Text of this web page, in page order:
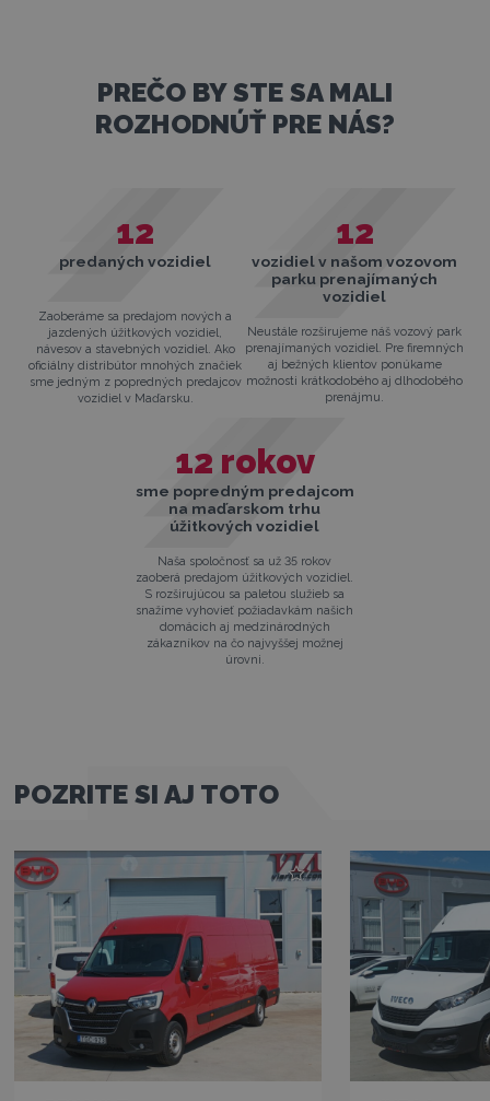
PREČO BY STE SA MALI
ROZHODNÚŤ PRE NÁS?
12
predaných vozidiel
Zaoberáme sa predajom nových a
jazdených úžitkových vozidiel,
návesov a stavebných vozidiel. Ako
oficiálny distribútor mnohých značiek
sme jedným z popredných predajcov
vozidiel v Maďarsku.
12
vozidiel v našom vozovom
parku prenajímaných
vozidiel
Neustále rozširujeme náš vozový park
prenajímaných vozidiel. Pre firemných
aj bežných klientov ponúkame
možnosti krátkodobého aj dlhodobého
prenájmu.
12 rokov
sme popredným predajcom
na maďarskom trhu
úžitkových vozidiel
Naša spoločnosť sa už 35 rokov
zaoberá predajom úžitkových vozidiel.
S rozširujúcou sa paletou služieb sa
snažíme vyhovieť požiadavkám našich
domácich aj medzinárodných
zákazníkov na čo najvyššej možnej
úrovni.
POZRITE SI AJ TOTO